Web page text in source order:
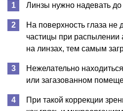
Линзы нужно надевать
На поверхность глаза не
частицы при распылении
на линзах, тем самым
Нежелательно
или загазованном
При такой коррекции